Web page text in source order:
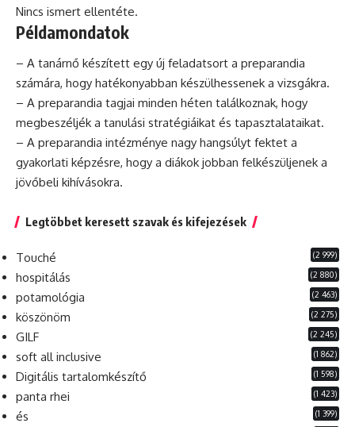
Nincs ismert ellentéte.
Példamondatok
– A tanárnő készített egy új feladatsort a preparandia
számára, hogy hatékonyabban készülhessenek a vizsgákra.
– A preparandia tagjai minden héten találkoznak, hogy
megbeszéljék a tanulási stratégiáikat és tapasztalataikat.
– A preparandia intézménye nagy hangsúlyt fektet a
gyakorlati képzésre, hogy a diákok jobban felkészüljenek a
jövőbeli kihívásokra.
Legtöbbet keresett szavak és kifejezések
Touché (2 999)
hospitálás (2 880)
potamológia (2 463)
köszönöm (2 275)
GILF (2 245)
soft all inclusive (1 862)
Digitális tartalomkészítő (1 598)
panta rhei (1 423)
és (1 399)